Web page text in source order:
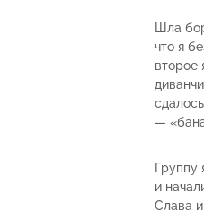
Шла
что я
второе
—
Группу
и
Слава